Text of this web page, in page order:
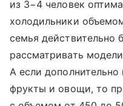
из 3−4 человек
холодильники
семья действительно
рассматривать
А если
фрукты и овощи, то